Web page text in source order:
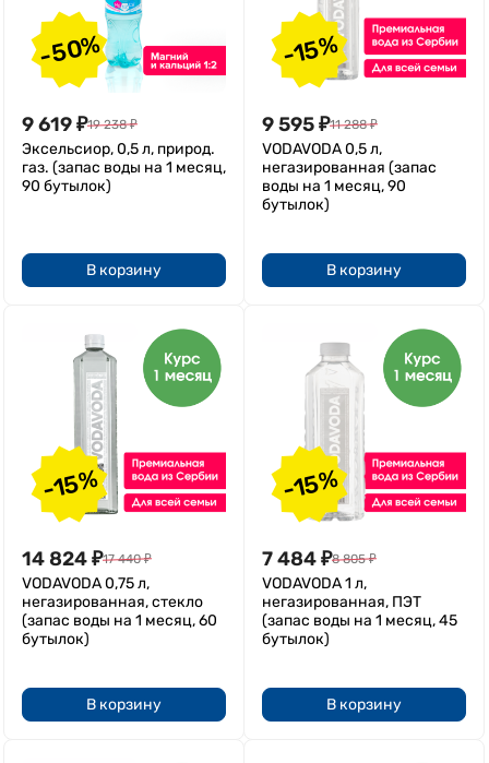
-50%
9 619₽19 238 ₽
Эксельсиор, 0,5 л, природ.
газ. (запас воды на 1 месяц,
90 бутылок)
В корзину
-15%
9 595₽11 288 ₽
VODAVODA 0,5 л,
негазированная (запас
воды на 1 месяц, 90
бутылок)
В корзину
-15%
14 824₽17 440 ₽
VODAVODA 0,75 л,
негазированная, стекло
(запас воды на 1 месяц, 60
бутылок)
В корзину
-15%
7 484₽8 805 ₽
VODAVODA 1 л,
негазированная, ПЭТ
(запас воды на 1 месяц, 45
бутылок)
В корзину